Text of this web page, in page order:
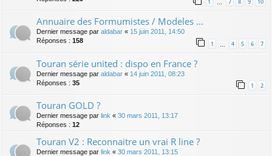
1 … 7 8 9 10
Annuaire des Formumistes / Modeles ...
Dernier message par aldabar « 15 juin 2011, 14:50
Réponses : 158 1 4 5 6 7
Touran série united : dispo en France ?
Dernier message par aldabar « 14 juin 2011, 08:23
Réponses : 35 1 2
Touran GOLD ?
Dernier message par link « 30 mars 2011, 13:17
Réponses : 12
Touran V2 : Reconnaitre un vrai R line ?
Dernier message par link « 30 mars 2011, 13:15